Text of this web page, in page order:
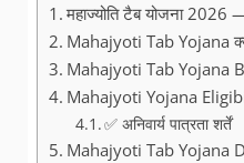
महाज्योति टैब योजना
Mahajyoti Tab Yojana
Mahajyoti Tab Yojana
Mahajyoti Yojana
✅ अनिवार्य पात्रता शर्तें
Mahajyoti Tab Yojana